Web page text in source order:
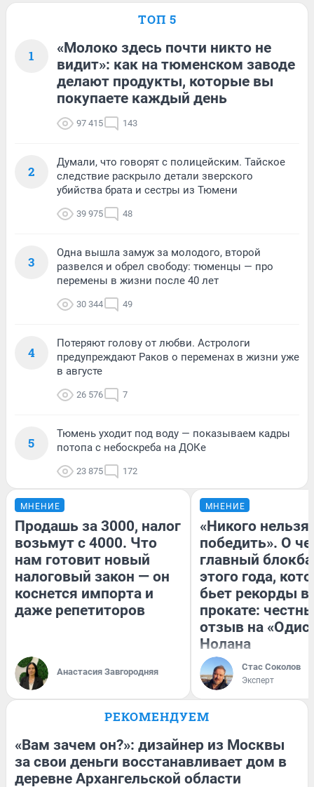
ТОП 5
1
«Молоко здесь почти никто не
видит»: как на тюменском заводе
делают продукты, которые вы
покупаете каждый день
97 415 143
2
Думали, что говорят с полицейским. Тайское
следствие раскрыло детали зверского
убийства брата и сестры из Тюмени
39 975 48
3
Одна вышла замуж за молодого, второй
развелся и обрел свободу: тюменцы — про
перемены в жизни после 40 лет
30 344 49
4
Потеряют голову от любви. Астрологи
предупреждают Раков о переменах в жизни уже
в августе
26 576 7
5
Тюмень уходит под воду — показываем кадры
потопа с небоскреба на ДОКе
23 875 172
МНЕНИЕ
Продашь за 3000, налог
возьмут с 4000. Что
нам готовит новый
налоговый закон — он
коснется импорта и
даже репетиторов
Анастасия Завгородняя
МНЕНИЕ
«Никого нельзя
победить». О
главный
этого года,
бьет рекорды в
прокате:
отзыв на
Нолана
Стас Соколов
Эксперт
РЕКОМЕНДУЕМ
«Вам зачем он?»: дизайнер из Москвы
за свои деньги восстанавливает дом в
деревне Архангельской области